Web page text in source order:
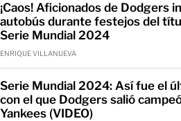
¡Caos! Aficionados de Dodgers
autobús durante festejos del
Serie Mundial 2024
ENRIQUE VILLANUEVA
Serie Mundial 2024: Así fue el
con el que Dodgers salió
Yankees (VIDEO)